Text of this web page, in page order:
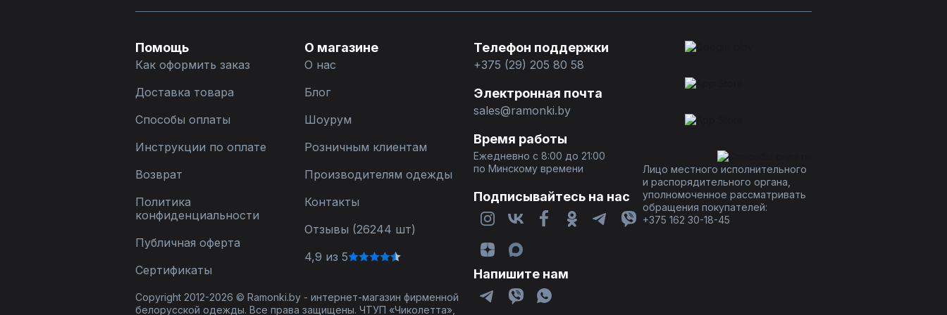
Помощь
Как оформить заказ
Доставка товара
Способы оплаты
Инструкции по оплате
Возврат
Политика
конфиденциальности
Публичная оферта
Сертификаты
О магазине
О нас
Блог
Шоурум
Розничным клиентам
Производителям одежды
Контакты
Отзывы (26244 шт)
4,9 из 5
Телефон поддержки
+375 (29) 205 80 58
Электронная почта
sales@ramonki.by
Время работы
Ежедневно с 8:00 до 21:00
по Минскому времени
Подписывайтесь на нас
Напишите нам
Лицо местного исполнительного
и распорядительного органа,
уполномоченное рассматривать
обращения покупателей:
+375 162 30-18-45
Copyright 2012-2026 © Ramonki.by - интернет-магазин фирменной
белорусской одежды. Все права защищены. ЧТУП «Чиколетта»,